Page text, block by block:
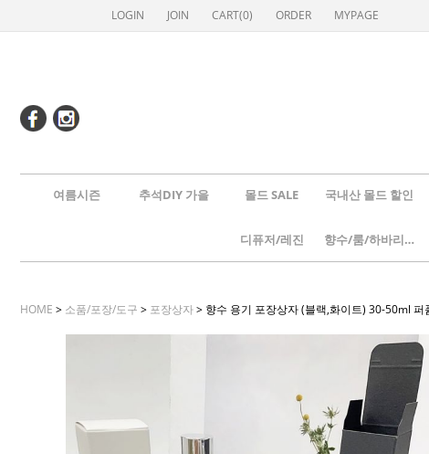
LOGIN JOIN CART(0) ORDER MYPAGE
여름시즌 추석DIY 가을 몰드 SALE 국내산 몰드 할인
디퓨저/레진 향수/룸/하바리움
HOME > 소품/포장/도구 > 포장상자> 향수 용기 포장상자 (블랙,화이트) 30-50ml 퍼